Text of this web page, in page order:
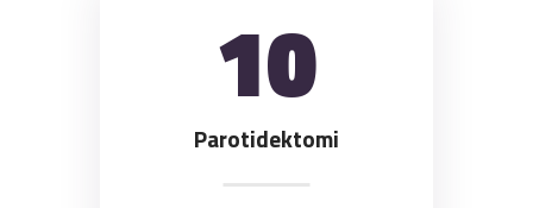
10
Parotidektomi